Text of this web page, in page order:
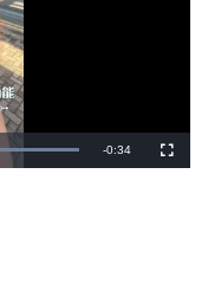
剩
-0:34
全
螢